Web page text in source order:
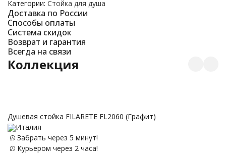
Категории: Стойка для душа
Доставка по России
Способы оплаты
Система скидок
Возврат и гарантия
Всегда на связи
Коллекция
Душевая стойка FILARETE FL2060 (Графит)
Италия
Забрать через 5 минут!
Курьером через 2 часа!